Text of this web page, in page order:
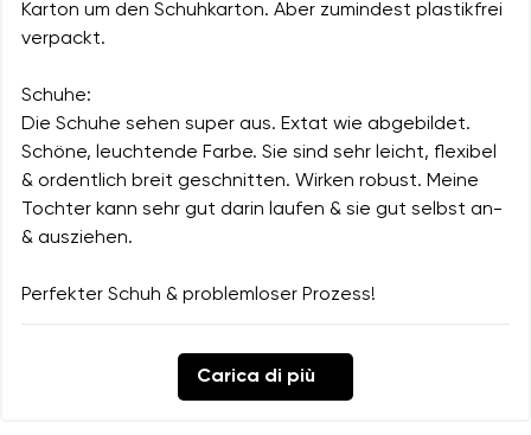
Karton um den Schuhkarton. Aber zumindest plastikfrei
verpackt.
Schuhe:
Die Schuhe sehen super aus. Extat wie abgebildet.
Schöne, leuchtende Farbe. Sie sind sehr leicht, flexibel
& ordentlich breit geschnitten. Wirken robust. Meine
Tochter kann sehr gut darin laufen & sie gut selbst an-
& ausziehen.
Perfekter Schuh & problemloser Prozess!
Carica di più